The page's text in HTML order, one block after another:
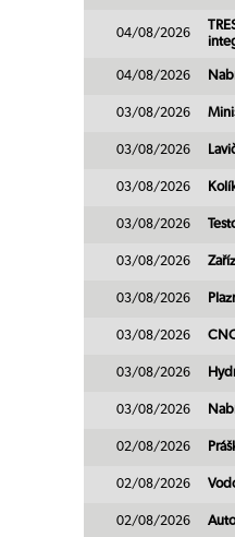
04/08/2026
04/08/2026
03/08/2026
03/08/2026
03/08/2026
03/08/2026
03/08/2026
03/08/2026
03/08/2026
03/08/2026
03/08/2026
02/08/2026
02/08/2026
02/08/2026